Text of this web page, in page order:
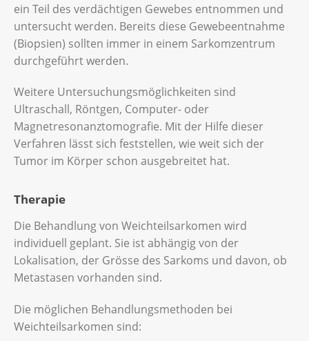
ein Teil des verdächtigen Gewebes entnommen und
untersucht werden. Bereits diese Gewebeentnahme
(Biopsien) sollten immer in einem Sarkomzentrum
durchgeführt werden.
Weitere Untersuchungsmöglichkeiten sind
Ultraschall, Röntgen, Computer- oder
Magnetresonanztomografie. Mit der Hilfe dieser
Verfahren lässt sich feststellen, wie weit sich der
Tumor im Körper schon ausgebreitet hat.
Therapie
Die Behandlung von Weichteilsarkomen wird
individuell geplant. Sie ist abhängig von der
Lokalisation, der Grösse des Sarkoms und davon, ob
Metastasen vorhanden sind.
Die möglichen Behandlungsmethoden bei
Weichteilsarkomen sind: